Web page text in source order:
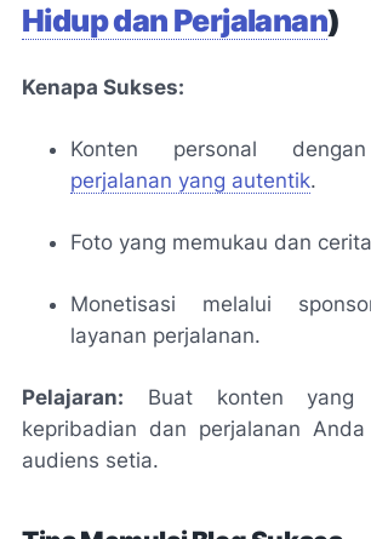
Hidup dan Perjalanan)
Kenapa Sukses:
Konten personal
perjalanan yang autentik.
Foto yang memukau dan
Monetisasi melalui
layanan perjalanan.
Pelajaran: Buat konten yang
kepribadian dan perjalanan
audiens setia.